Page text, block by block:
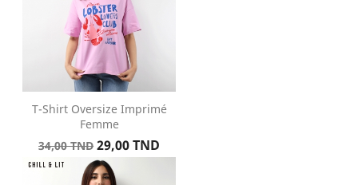
T-Shirt Oversize Imprimé
Femme
Prix
de
34,00 TND Prix
29,00 TND